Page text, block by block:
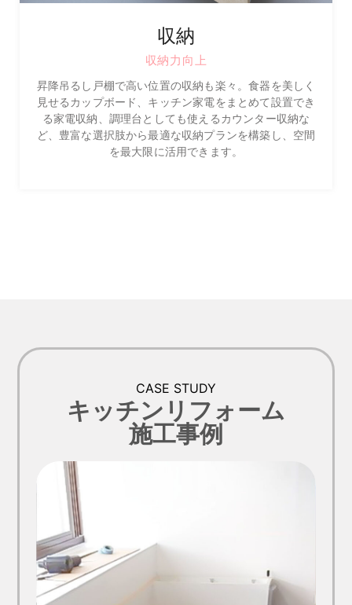
収納
収納力向上
昇降吊るし戸棚で高い位置の収納も楽々。食器を美しく
見せるカップボード、キッチン家電をまとめて設置でき
る家電収納、調理台としても使えるカウンター収納な
ど、豊富な選択肢から最適な収納プランを構築し、空間
を最大限に活用できます。
CASE STUDY
キッチンリフォーム
施工事例